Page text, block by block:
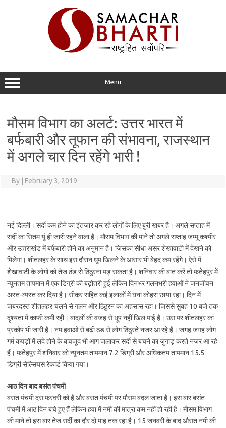
Menu
मौसम विभाग का अलर्ट: उत्तर भारत में
बर्फबारी और तूफान की संभावना, राजस्थान
में अगले चार दिन रहेंगे भारी !
By February 3, 2019
नई दिल्ली। सर्दी कम होने का इंतजार कर रहे लोगों के लिए बुरी खबर है। अगले सप्ताह में
सर्दी का सितम यूं ही जारी रहने वाला है। मौसम विभाग की माने तो अगले सप्ताह जम्मू कश्मीर
और उत्तराखंड में बर्फबारी होने का अनुमान है। जिसका सीधा असर शेखावाटी में देखने को
मिलेगा। शीतलहर के साथ इस दौरान धूप खिलने के आसार भी बेहद कम रहेंगे। ऐसे में
शेखावाटी के लोगों को तेज ठंड से ठिठुरना पड़ सकता है। शनिवार की बात करें तो फतेहपुर में
न्यूनतम तापमान में एक डिग्री की बढ़ोतरी हुई लेकिन दिनभर गलनभरी हवाओं ने जनजीवन
अस्त-व्यस्त कर दिया है। सीकर सहित कई इलाकों में घना कोहरा छाया रहा। दिन में
जबरदस्त शीतलहर चलने से गलन और ठिठुरन का अहसास रहा। जिससे सुबह 10 बजे तक
दृश्यता में काफी कमी रही। बादलों की वजह से धूप नहीं खिल पाई है। उस पर शीतलहर का
प्रकोप भी जारी है। नम हवाओं से बढ़ी ठंड से लोग ठिठुरते नजर आ रहे हैं। जगह जगह लोग
गर्म कपड़ों में लदे होने के बावजूद भी आग जलाकर सर्दी से बचने का जुगाड़ करते नजर आ रहे
हैं। फतेहपुर में शनिवार को न्यूनतम तापमान 7.2 डिग्री और अधिकतम तापमान 15.5
डिग्री सेल्सियस रेकार्ड किया गया।
आठ दिन बाद बसंत पंचमी
बसंत पंचमी दस फरवरी को है और बसंत पंचमी पर मौसम बदल जाता है। इस बार बसंत
पंचमी में आठ दिन बचे हुए हैं लेकिन हवा में नमी की मात्रा कम नहीं हो रही है। मौसम विभाग
की माने तो इस बार तेज सर्दी का दौर दो माह तक रहा है। 15 जनवरी के बाद औसत नमी की